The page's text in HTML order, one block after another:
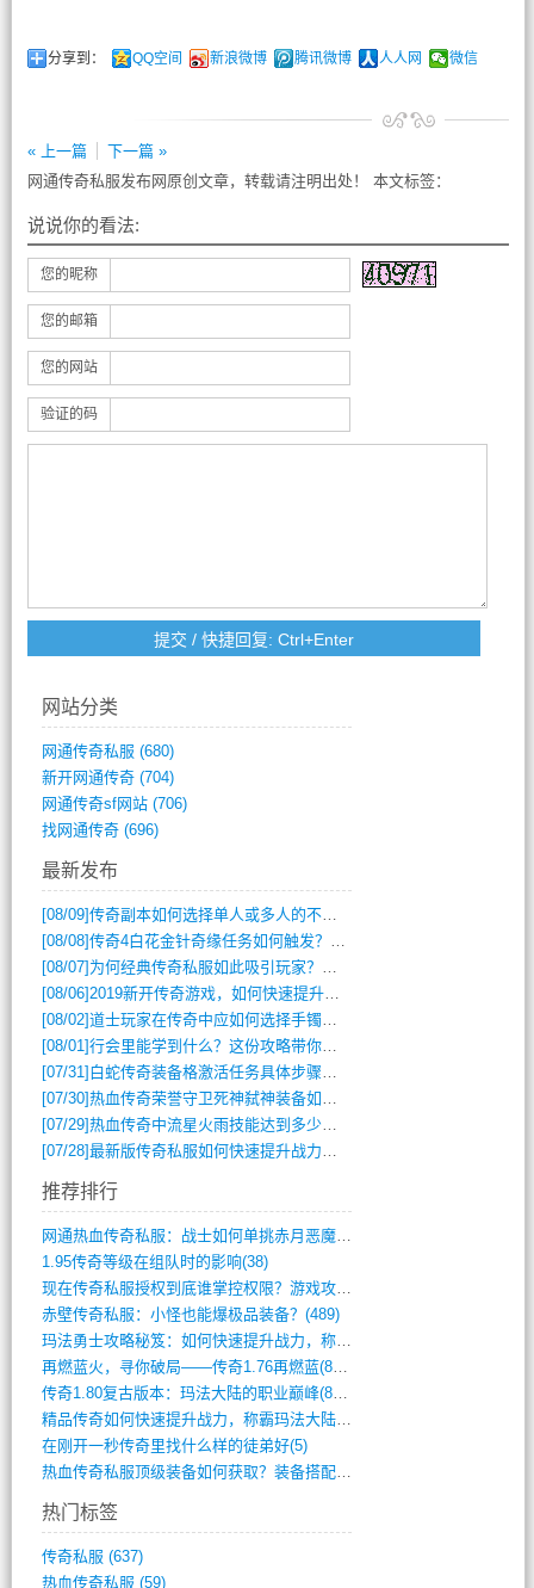
分享到： QQ空间 新浪微博 腾讯微博 人人网 微信
« 上一篇
下一篇 »
网通传奇私服发布网原创文章，转载请注明出处！ 本文标签：
说说你的看法:
您的昵称
您的邮箱
您的网站
验证的码
网站分类
网通传奇私服 (680)
新开网通传奇(704)
网通传奇sf网站(706)
找网通传奇(696)
最新发布
[08/09]传奇副本如何选择单人或多人的不同模式？
[08/08]传奇4白花金针奇缘任务如何触发？完整攻略解析
[08/07] 为何经典传奇私服如此吸引玩家？深度攻略解析
[08/06]2019新开传奇游戏，如何快速提升角色等级？
[08/02]道士玩家在传奇中应如何选择手镯装备？
[08/01]行会里能学到什么？这份攻略带你全掌握
[07/31] 白蛇传奇装备格激活任务具体步骤是什么？如何完成？
[07/30]热血传奇荣誉守卫死神弑神装备如何获取与佩戴攻略？
[07/29]热血传奇中流星火雨技能达到多少级可以开始练装备？
[07/28]最新版传奇私服如何快速提升战力与获取稀有装备？
推荐排行
网通热血传奇私服：战士如何单挑赤月恶魔？(311)
1.95传奇等级在组队时的影响(38)
现在传奇私服授权到底谁掌控权限？游戏攻略(789)
赤壁传奇私服：小怪也能爆极品装备？(489)
玛法勇士攻略秘笈：如何快速提升战力，称霸(717)
再燃蓝火，寻你破局——传奇1.76再燃蓝(893)
传奇1.80复古版本：玛法大陆的职业巅峰(873)
精品传奇如何快速提升战力，称霸玛法大陆？(392)
在刚开一秒传奇里找什么样的徒弟好(5)
热血传奇私服顶级装备如何获取？装备搭配与(688)
热门标签
传奇私服 (637)
热血传奇私服 (59)